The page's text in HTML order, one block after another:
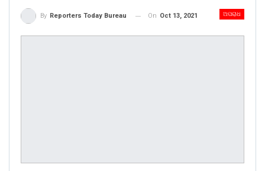
ଅପରାଧ
By Reporters Today Bureau On Oct 13, 2021